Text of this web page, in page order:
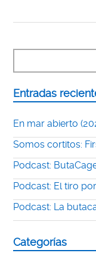
Entradas
En mar abierto
Somos cortitos:
Podcast:
Podcast: El tiro
Podcast: La
Categorías